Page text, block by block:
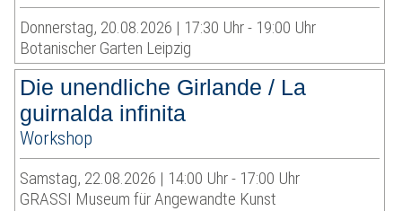
Donnerstag, 20.08.2026 | 17:30 Uhr - 19:00 Uhr
Botanischer Garten Leipzig
Die unendliche Girlande / La
guirnalda infinita
Workshop
Samstag, 22.08.2026 | 14:00 Uhr - 17:00 Uhr
GRASSI Museum für Angewandte Kunst